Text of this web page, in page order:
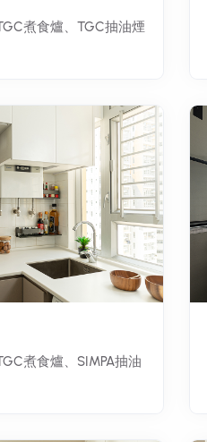
煮食爐、TGC抽油煙
煮食爐、SIMPA抽油